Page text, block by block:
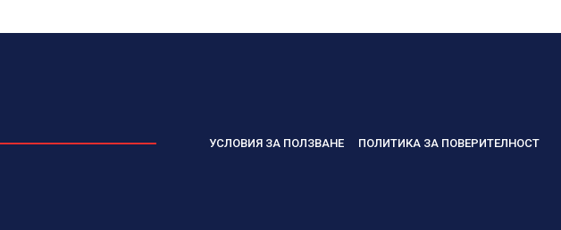
УСЛОВИЯ ЗА ПОЛЗВАНЕ ПОЛИТИКА ЗА ПОВЕРИТЕЛНОСТ